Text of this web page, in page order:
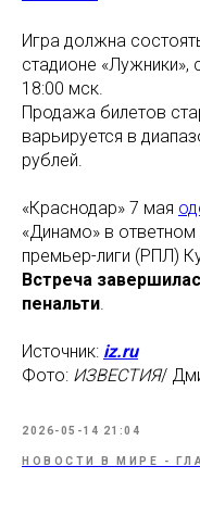
Игра должна
стадионе «Лужники»,
18:00 мск.
Продажа билетов
варьируется в
рублей.
«Краснодар» 7 мая
«Динамо» в
премьер-лиги (РПЛ)
Встреча
пенальти.
Источник: iz.ru
Фото: ИЗВЕСТИЯ/
2026-05-14 21:04
НОВОСТИ В МИРЕ -